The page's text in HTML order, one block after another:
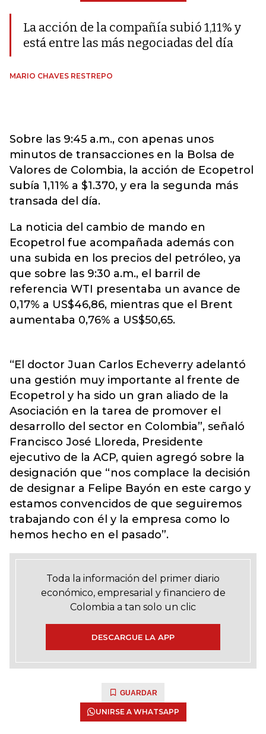
La acción de la compañía subió 1,11% y
está entre las más negociadas del día
MARIO CHAVES RESTREPO
Sobre las 9:45 a.m., con apenas unos
minutos de transacciones en la Bolsa de
Valores de Colombia, la acción de Ecopetrol
subía 1,11% a $1.370, y era la segunda más
transada del día.
La noticia del cambio de mando en
Ecopetrol fue acompañada además con
una subida en los precios del petróleo, ya
que sobre las 9:30 a.m., el barril de
referencia WTI presentaba un avance de
0,17% a US$46,86, mientras que el Brent
aumentaba 0,76% a US$50,65.
“El doctor Juan Carlos Echeverry adelantó
una gestión muy importante al frente de
Ecopetrol y ha sido un gran aliado de la
Asociación en la tarea de promover el
desarrollo del sector en Colombia”, señaló
Francisco José Lloreda, Presidente
ejecutivo de la ACP, quien agregó sobre la
designación que “nos complace la decisión
de designar a Felipe Bayón en este cargo y
estamos convencidos de que seguiremos
trabajando con él y la empresa como lo
hemos hecho en el pasado”.
Toda la información del primer diario
económico, empresarial y financiero de
Colombia a tan solo un clic
DESCARGUE LA APP
GUARDAR
UNIRSE A WHATSAPP